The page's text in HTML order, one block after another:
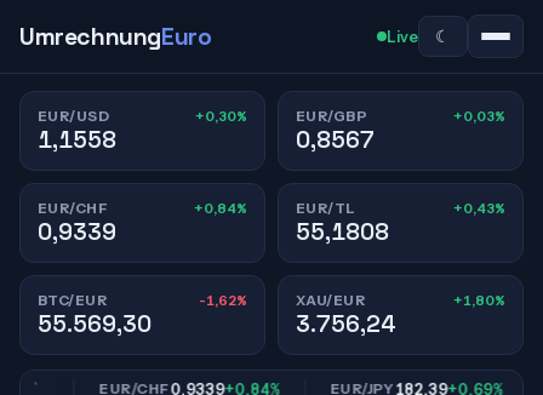
UmrechnungEuro Live ☾
EUR/USD +0,30%
1,1558
EUR/GBP +0,03%
0,8567
EUR/CHF +0,84%
0,9339
EUR/TL +0,43%
55,1808
BTC/EUR -1,62%
55.569,30
XAU/EUR +1,80%
3.756,24
EUR/CHF0,9339+0,84% EUR/JPY182,39+0,69%